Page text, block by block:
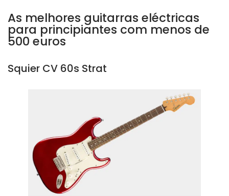
As melhores guitarras eléctricas
para principiantes com menos de
500 euros
Squier CV 60s Strat